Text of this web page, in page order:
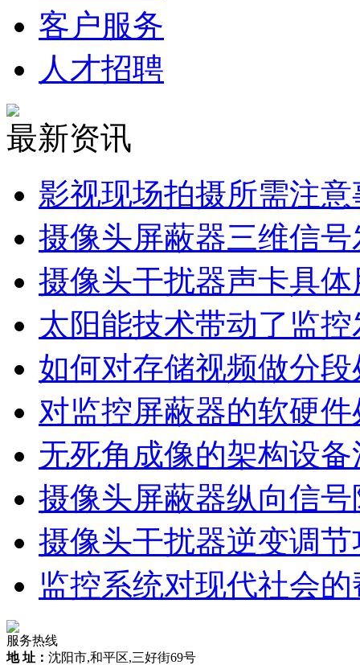
客户服务
人才招聘
最新资讯
影视现场拍摄所需注意
摄像头屏蔽器三维信号
摄像头干扰器声卡具体
太阳能技术带动了监控
如何对存储视频做分段
对监控屏蔽器的软硬件
无死角成像的架构设备
摄像头屏蔽器纵向信号
摄像头干扰器逆变调节
监控系统对现代社会
服务热线
地 址： 沈阳市,和平区,三好街69号